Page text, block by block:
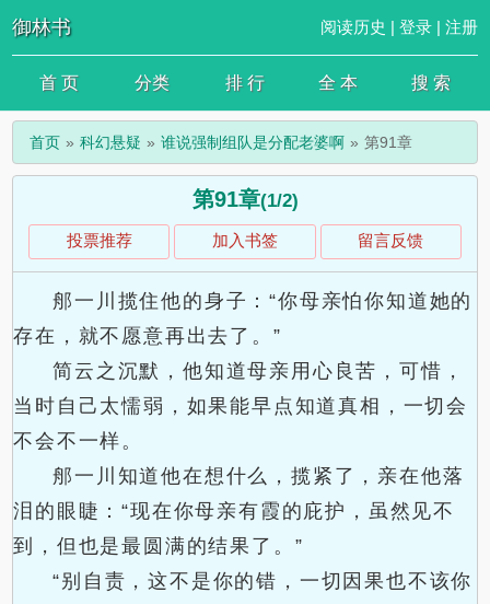
御林书 阅读历史 | 登录| 注册
首 页 分类 排 行 全 本 搜 索
首页 科幻悬疑 谁说强制组队是分配老婆啊 第91章
第91章(1/2)
投票推荐 加入书签 留言反馈
郍一川揽住他的身子：“你母亲怕你知道她的
存在，就不愿意再出去了。”
简云之沉默，他知道母亲用心良苦，可惜，
当时自己太懦弱，如果能早点知道真相，一切会
不会不一样。
郍一川知道他在想什么，揽紧了，亲在他落
泪的眼睫：“现在你母亲有霞的庇护，虽然见不
到，但也是最圆满的结果了。”
“别自责，这不是你的错，一切因果也不该你